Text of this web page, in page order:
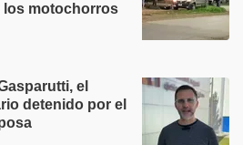
los motochorros
el
detenido por el